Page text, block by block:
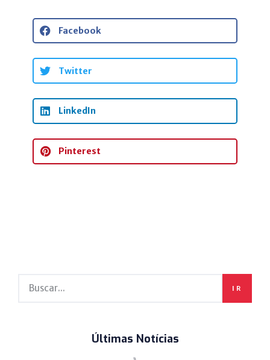
Facebook
Twitter
LinkedIn
Pinterest
IR
Últimas Notícias